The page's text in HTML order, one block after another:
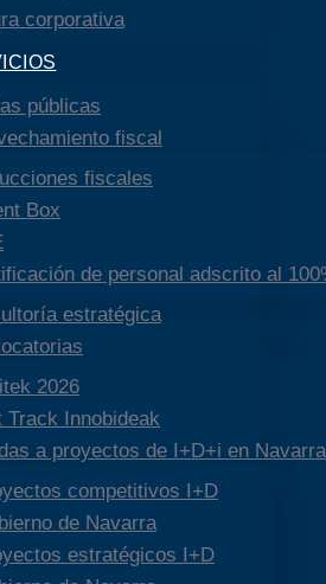
corporativa
públicas
fiscal
fiscales
Box
de personal adscrito al
estratégica
2026
Track Innobideak
a proyectos de I+D+i en Navarra
competitivos I+D
de Navarra
estratégicos I+D